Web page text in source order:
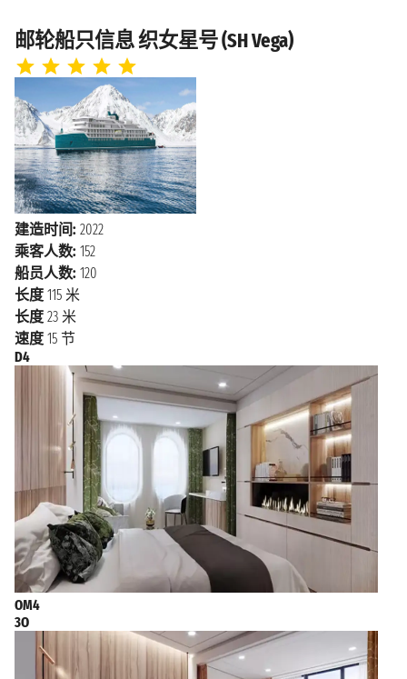
邮轮船只信息 织女星号 (SH Vega)
建造时间: 2022
乘客人数: 152
船员人数: 120
长度 115 米
长度 23 米
速度 15 节
D4
OM4
3O